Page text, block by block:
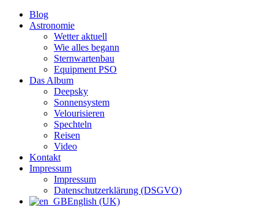
Blog
Astronomie
Wetter aktuell
Wie alles begann
Sternwartenbau
Equipment PSO
Das Album
Deepsky
Sonnensystem
Velourisieren
Spechteln
Reisen
Video
Kontakt
Impressum
Impressum
Datenschutzerklärung (DSGVO)
English (UK)